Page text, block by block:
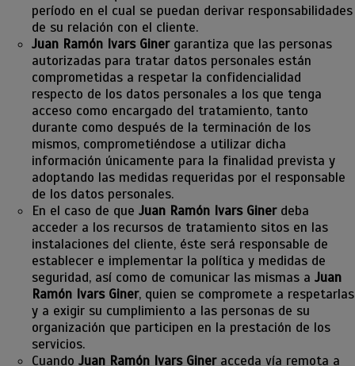
período en el cual se puedan derivar responsabilidades
de su relación con el cliente.
Juan Ramón Ivars Ginergarantiza que las personas
autorizadas para tratar datos personales están
comprometidas a respetar la confidencialidad
respecto de los datos personales a los que tenga
acceso como encargado del tratamiento, tanto
durante como después de la terminación de los
mismos, comprometiéndose a utilizar dicha
información únicamente para la finalidad prevista y
adoptando las medidas requeridas por el responsable
de los datos personales.
En el caso de que Juan Ramón Ivars Ginerdeba
acceder a los recursos de tratamiento sitos en las
instalaciones del cliente, éste será responsable de
establecer e implementar la política y medidas de
seguridad, así como de comunicar las mismas a Juan
Ramón Ivars Giner, quien se compromete a respetarlas
y a exigir su cumplimiento a las personas de su
organización que participen en la prestación de los
servicios.
Cuando Juan Ramón Ivars Gineracceda vía remota a